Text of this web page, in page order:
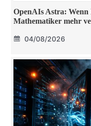
OpenAIs Astra: Wenn
Mathematiker mehr
04/08/2026